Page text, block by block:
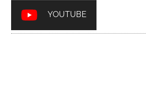
YOUTUBE